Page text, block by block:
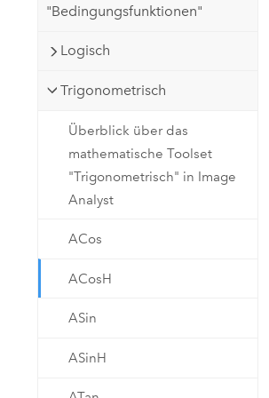
räumliche Analyse
Alle Produkte
"Bedingungsfunktionen"
Logisch
Trigonometrisch
Überblick über das
mathematische Toolset
"Trigonometrisch" in Image
Analyst
ACos
ACosH
ASin
ASinH